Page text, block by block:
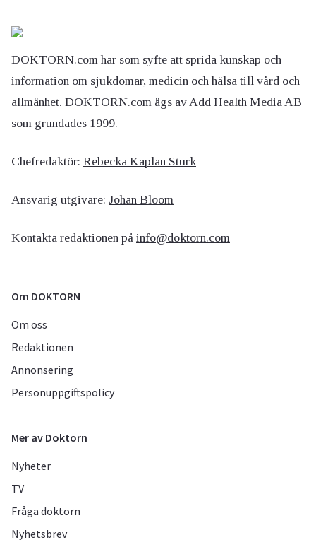
DOKTORN.com har som syfte att sprida kunskap och
information om sjukdomar, medicin och hälsa till vård och
allmänhet. DOKTORN.com ägs av Add Health Media AB
som grundades 1999.
Chefredaktör: Rebecka Kaplan Sturk
Ansvarig utgivare: Johan Bloom
Kontakta redaktionen på info@doktorn.com
Om DOKTORN
Om oss
Redaktionen
Annonsering
Personuppgiftspolicy
Mer av Doktorn
Nyheter
TV
Fråga doktorn
Nyhetsbrev